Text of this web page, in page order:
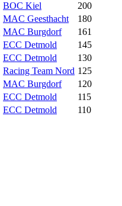
BOC Kiel
200
MAC Geesthacht
180
MAC Burgdorf
161
ECC Detmold
145
ECC Detmold
130
Racing Team Nord 125
MAC Burgdorf
120
ECC Detmold
115
ECC Detmold 110